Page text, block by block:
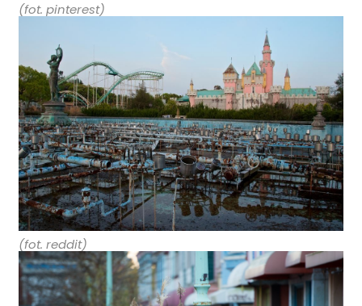
(fot. pinterest)
(fot. reddit)